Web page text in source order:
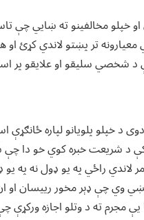
خپلو مخالفینو ته ښایي چې
معیارونه تر پښتو لاندي کړئ
د شخصي سلیقو او علایقو پر
خپلو پلویانو لپاره ځانګړې
د شریعت خبره کوي خو دا
لاندي راځي په یو ډول نه په
وي چې ډېر مخور رييسان
مجرم ته د وتلو اجازه ورکړې